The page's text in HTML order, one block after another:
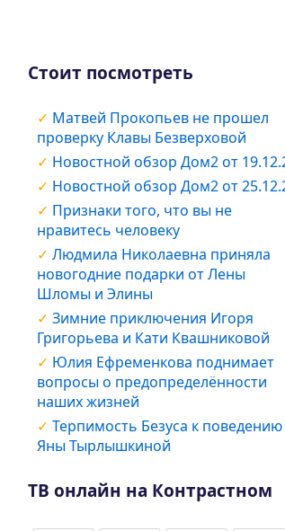
Стоит посмотреть
Матвей Прокопьев не прошел
проверку Клавы Безверховой
Новостной обзор Дом2 от
Новостной обзор Дом2 от
Признаки того, что вы не
нравитесь человеку
Людмила Николаевна приняла
новогодние подарки от Лены
Шломы и Элины
Зимние приключения Игоря
Григорьева и Кати Квашниковой
Юлия Ефременкова поднимает
вопросы о предопределённости
наших жизней
Терпимость Безуса к поведению
Яны Тырлышкиной
ТВ онлайн на Контрастном